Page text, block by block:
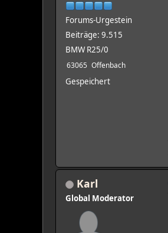
Forums-Urgestein
Beiträge: 9.515
BMW R25/0
63065 Offenbach
Gespeichert
Karl
Global Moderator